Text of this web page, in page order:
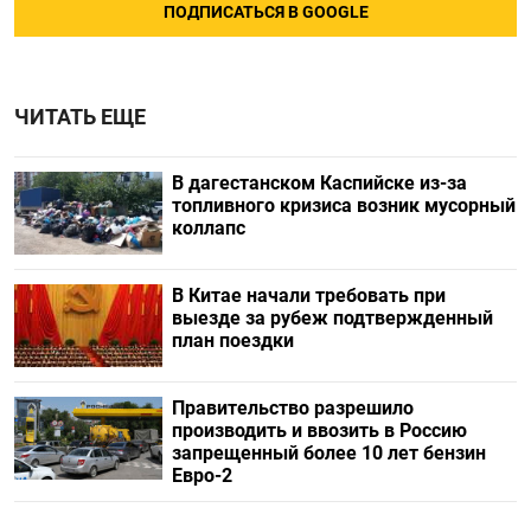
ПОДПИСАТЬСЯ В GOOGLE
ЧИТАТЬ ЕЩЕ
В дагестанском Каспийске из-за
топливного кризиса возник мусорный
коллапс
В Китае начали требовать при
выезде за рубеж подтвержденный
план поездки
Правительство разрешило
производить и ввозить в Россию
запрещенный более 10 лет бензин
Евро-2